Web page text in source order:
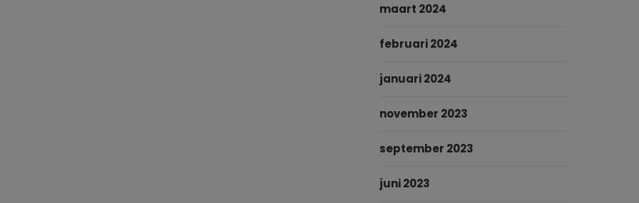
maart 2024
februari 2024
januari 2024
november 2023
september 2023
juni 2023